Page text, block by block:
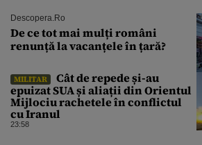
Descopera.ro
De ce tot mai mulți români
renunță la vacanțele în țară?
MILITAR
Cât de repede și-au
epuizat SUA și aliații din Orientul
Mijlociu rachetele în conflictul
cu Iranul
23:58